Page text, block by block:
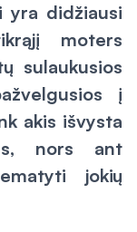
yra didžiausi
moters
sulaukusios
į
akis išvysta
nors ant
jokių